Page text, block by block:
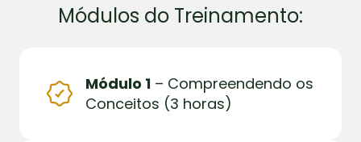
Módulos do Treinamento:
Módulo 1 – Compreendendo os
Conceitos (3 horas)